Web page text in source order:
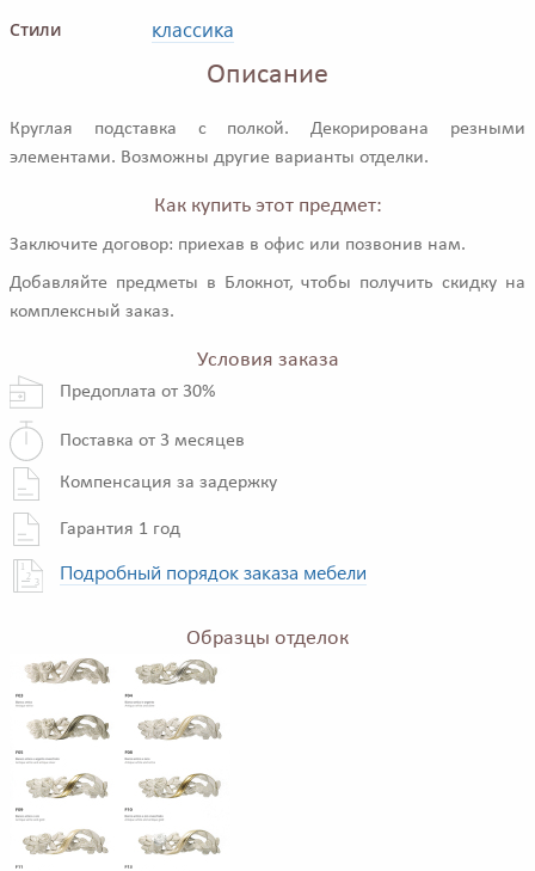
Стили классика
Описание
Круглая подставка с полкой. Декорирована резными
элементами. Возможны другие варианты отделки.
Как купить этот предмет:
Заключите договор: приехав в офис или позвонив нам.
Добавляйте предметы в Блокнот, чтобы получить скидку на
комплексный заказ.
Условия заказа
Предоплата от 30%
Поставка от 3 месяцев
Компенсация за задержку
Гарантия 1 год
Подробный порядок заказа мебели
Образцы отделок